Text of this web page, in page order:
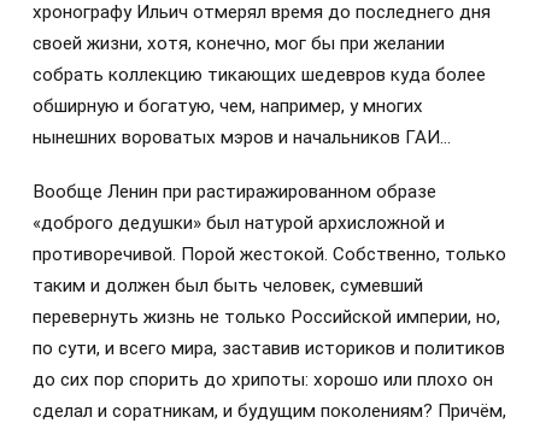
хронографу Ильич отмерял время до последнего дня
своей жизни, хотя, конечно, мог бы при желании
собрать коллекцию тикающих шедевров куда более
обширную и богатую, чем, например, у многих
нынешних вороватых мэров и начальников ГАИ…
Вообще Ленин при растиражированном образе
«доброго дедушки» был натурой архисложной и
противоречивой. Порой жестокой. Собственно, только
таким и должен был быть человек, сумевший
перевернуть жизнь не только Российской империи, но,
по сути, и всего мира, заставив историков и политиков
до сих пор спорить до хрипоты: хорошо или плохо он
сделал и соратникам, и будущим поколениям? Причём,